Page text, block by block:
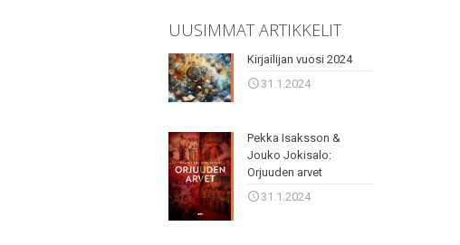
UUSIMMAT ARTIKKELIT
Kirjailijan vuosi 2024
31.1.2024
Pekka Isaksson &
Jouko Jokisalo:
Orjuuden arvet
31.1.2024